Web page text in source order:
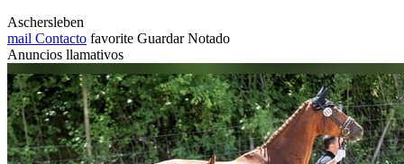
Aschersleben
mail Contacto favorite Guardar Notado
Anuncios llamativos